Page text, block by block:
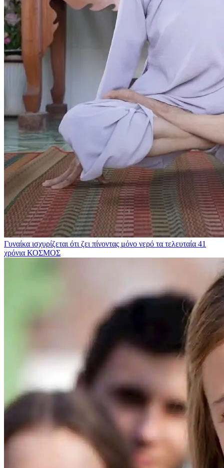
Γυναίκα ισχυρίζεται ότι ζει πίνοντας μόνο νερό τα τελευταία 41
χρόνια ΚΟΣΜΟΣ